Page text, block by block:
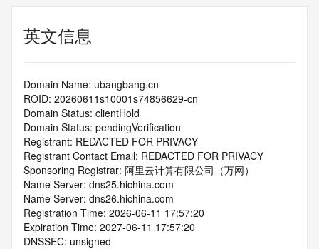
英文信息
Domain Name: ubangbang.cn
ROID: 20260611s10001s74856629-cn
Domain Status: clientHold
Domain Status: pendingVerification
Registrant: REDACTED FOR PRIVACY
Registrant Contact Email: REDACTED FOR PRIVACY
Sponsoring Registrar: 阿里云计算有限公司（万网）
Name Server: dns25.hichina.com
Name Server: dns26.hichina.com
Registration Time: 2026-06-11 17:57:20
Expiration Time: 2027-06-11 17:57:20
DNSSEC: unsigned